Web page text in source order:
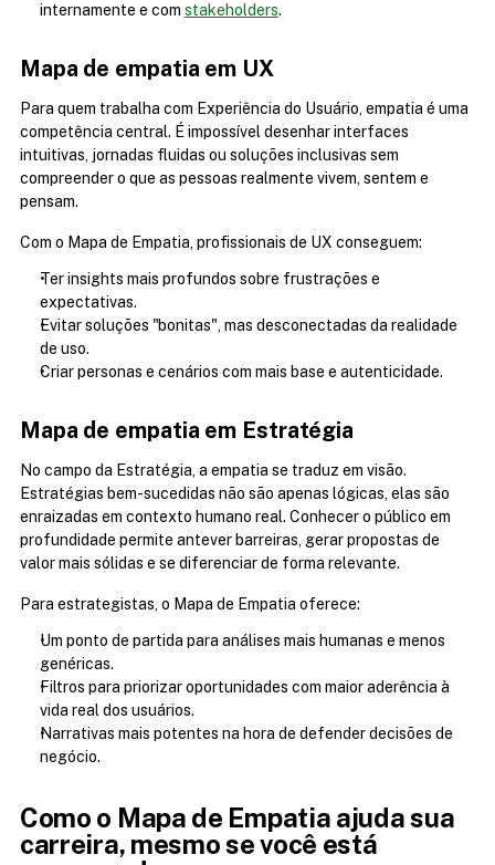
internamente e com stakeholders.
Mapa de empatia em UX
Para quem trabalha com Experiência do Usuário, empatia é uma
competência central. É impossível desenhar interfaces
intuitivas, jornadas fluidas ou soluções inclusivas sem
compreender o que as pessoas realmente vivem, sentem e
pensam.
Com o Mapa de Empatia, profissionais de UX conseguem:
Ter insights mais profundos sobre frustrações e
expectativas.
Evitar soluções "bonitas", mas desconectadas da realidade
de uso.
Criar personas e cenários com mais base e autenticidade.
Mapa de empatia em Estratégia
No campo da Estratégia, a empatia se traduz em visão.
Estratégias bem-sucedidas não são apenas lógicas, elas são
enraizadas em contexto humano real. Conhecer o público em
profundidade permite antever barreiras, gerar propostas de
valor mais sólidas e se diferenciar de forma relevante.
Para estrategistas, o Mapa de Empatia oferece:
Um ponto de partida para análises mais humanas e menos
genéricas.
Filtros para priorizar oportunidades com maior aderência à
vida real dos usuários.
Narrativas mais potentes na hora de defender decisões de
negócio.
Como o Mapa de Empatia ajuda sua
carreira, mesmo se você está